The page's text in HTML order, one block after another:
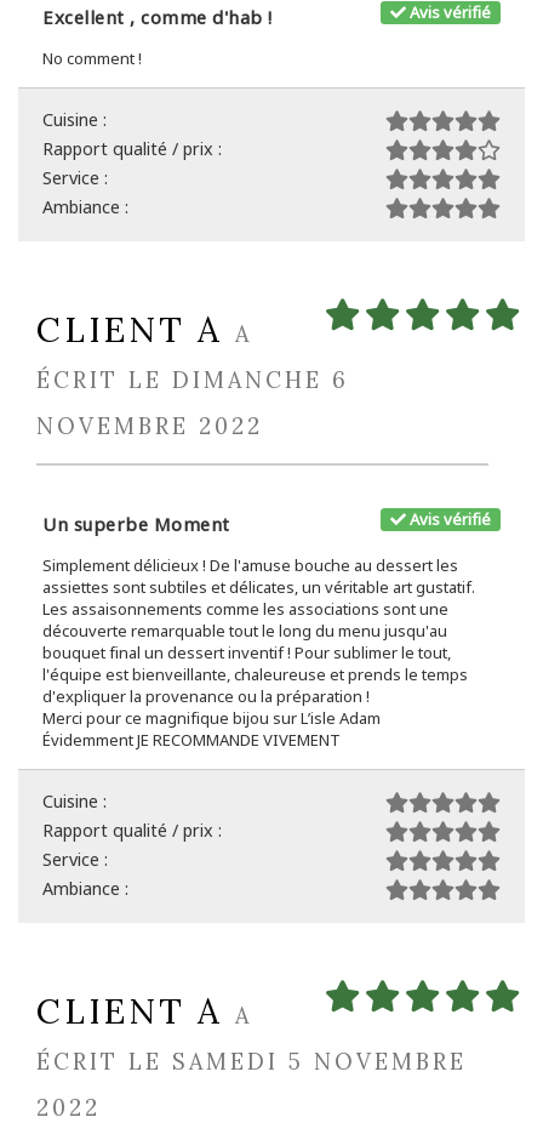
Avis vérifié
Excellent , comme d'hab !
No comment !
Cuisine :
Rapport qualité / prix :
Service :
Ambiance :
CLIENT A A
ÉCRIT LE DIMANCHE 6
NOVEMBRE 2022
Avis vérifié
Un superbe Moment
Simplement délicieux ! De l'amuse bouche au dessert les
assiettes sont subtiles et délicates, un véritable art gustatif.
Les assaisonnements comme les associations sont une
découverte remarquable tout le long du menu jusqu'au
bouquet final un dessert inventif ! Pour sublimer le tout,
l'équipe est bienveillante, chaleureuse et prends le temps
d'expliquer la provenance ou la préparation !
Merci pour ce magnifique bijou sur L’isle Adam
Évidemment JE RECOMMANDE VIVEMENT
Cuisine :
Rapport qualité / prix :
Service :
Ambiance :
CLIENT A A
ÉCRIT LE SAMEDI 5 NOVEMBRE
2022